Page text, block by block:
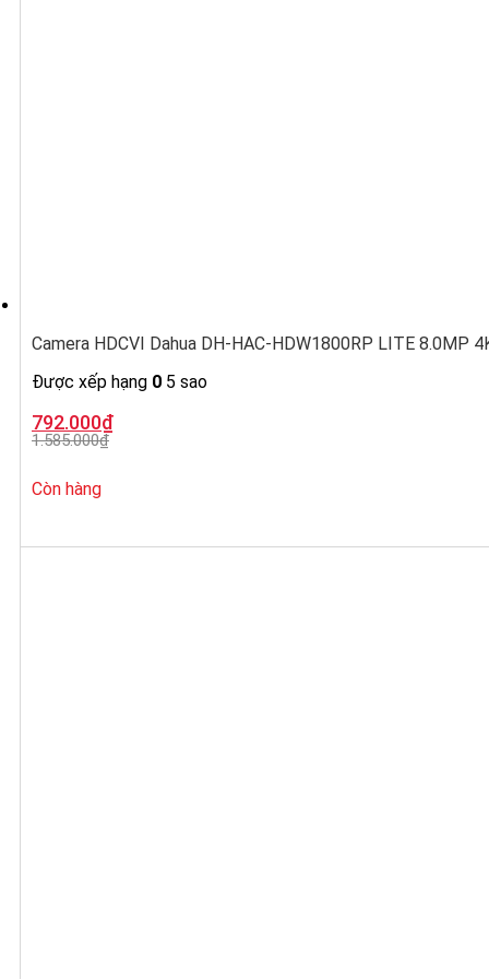
Camera HDCVI Dahua DH-HAC-HDW1800RP LITE 8.0MP
Được xếp hạng 0 5 sao
1.585.000₫
Giá
gốc
là:
792.000₫
Giá
hiện
tại
792.000₫.
Còn hàng